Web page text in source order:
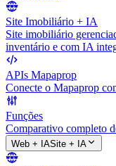
Site Imobiliário + IA
Site imobiliário
inventário e com IA
APIs Mapaprop
Conecte o Mapaprop
Funções
Comparativo completo
Web + IASite + IA